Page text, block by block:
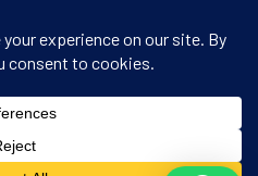
Todos los derechos